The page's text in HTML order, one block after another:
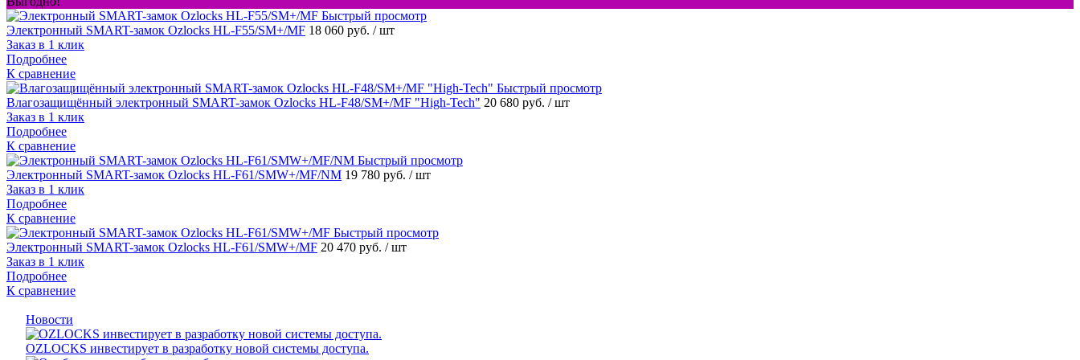
Быстрый просмотр
Электронный SMART-замок Ozlocks HL-F55/SM+/MF 18 060 руб. / шт
Заказ в 1 клик
Подробнее
К сравнение
Быстрый просмотр
Влагозащищённый электронный SMART-замок Ozlocks HL-F48/SM+/MF "High-Tech" 20 680 руб. / шт
Заказ в 1 клик
Подробнее
К сравнение
Быстрый просмотр
Электронный SMART-замок Ozlocks HL-F61/SMW+/MF/NM 19 780 руб. / шт
Заказ в 1 клик
Подробнее
К сравнение
Быстрый просмотр
Электронный SMART-замок Ozlocks HL-F61/SMW+/MF 20 470 руб. / шт
Заказ в 1 клик
Подробнее
К сравнение
Новости
OZLOCKS инвестирует в разработку новой системы доступа.